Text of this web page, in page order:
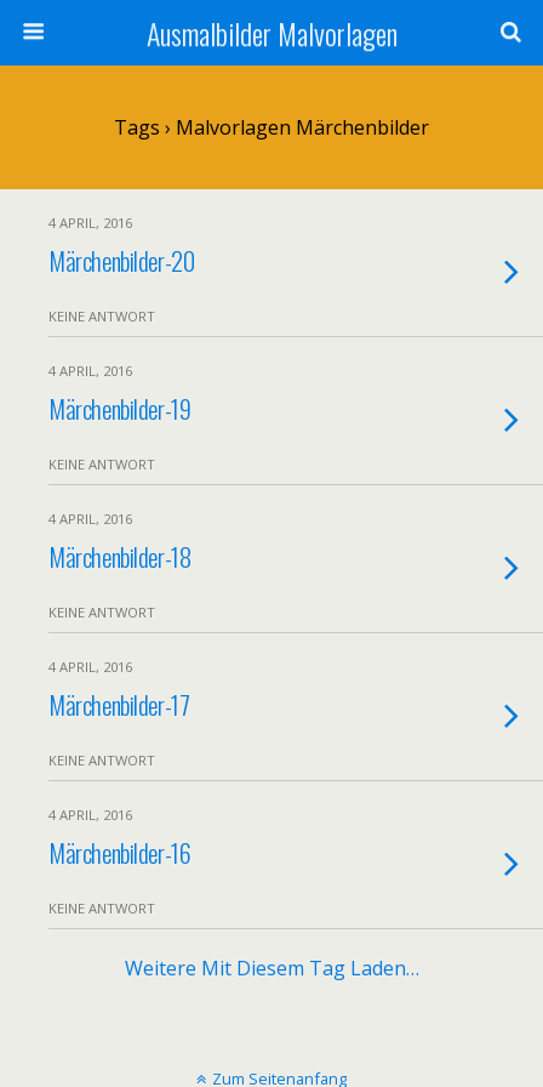
Ausmalbilder Malvorlagen
Tags › Malvorlagen Märchenbilder
4 APRIL, 2016
Märchenbilder-20
KEINE ANTWORT
4 APRIL, 2016
Märchenbilder-19
KEINE ANTWORT
4 APRIL, 2016
Märchenbilder-18
KEINE ANTWORT
4 APRIL, 2016
Märchenbilder-17
KEINE ANTWORT
4 APRIL, 2016
Märchenbilder-16
KEINE ANTWORT
Weitere Mit Diesem Tag Laden…
Zum Seitenanfang